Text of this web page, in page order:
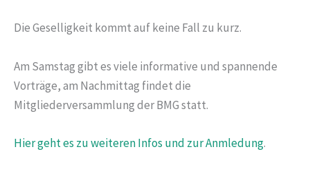
Die Geselligkeit kommt auf keine Fall zu kurz.
Am Samstag gibt es viele informative und spannende
Vorträge, am Nachmittag findet die
Mitgliederversammlung der BMG statt.
Hier geht es zu weiteren Infos und zur Anmledung.